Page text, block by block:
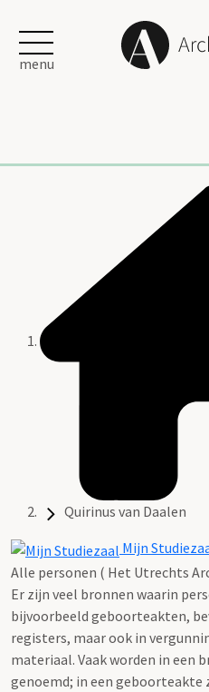
menu
Quirinus van Daalen
Mijn
Alle personen ( Het Utrechts
Er zijn veel bronnen waarin
bijvoorbeeld geboorteakten,
registers, maar ook in
materiaal. Vaak worden in een
genoemd; in een geboorteakte